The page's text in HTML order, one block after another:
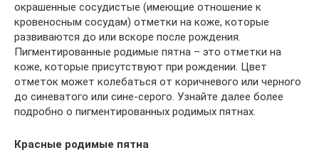
окрашенные сосудистые (имеющие отношение к
кровеносным сосудам) отметки на коже, которые
развиваются до или вскоре после рождения.
Пигментированные родимые пятна – это отметки на
коже, которые присутствуют при рождении. Цвет
отметок может колебаться от коричневого или черного
до синеватого или сине-серого. Узнайте далее более
подробно о пигментированных родимых пятнах.
Красные родимые пятна